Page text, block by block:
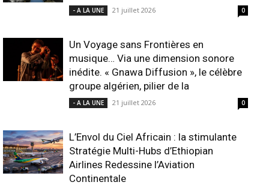
- A LA UNE 21 juillet 2026 0
Un Voyage sans Frontières en
musique… Via une dimension sonore
inédite. « Gnawa Diffusion », le célèbre
groupe algérien, pilier de la
- A LA UNE 21 juillet 2026 0
L’Envol du Ciel Africain : la stimulante
Stratégie Multi-Hubs d’Ethiopian
Airlines Redessine l’Aviation
Continentale